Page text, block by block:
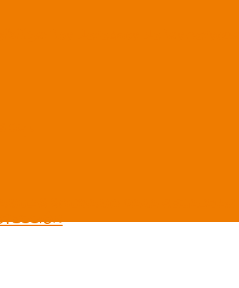
los derechos de las personas
SOLIDARIO PARA RECAUDAR